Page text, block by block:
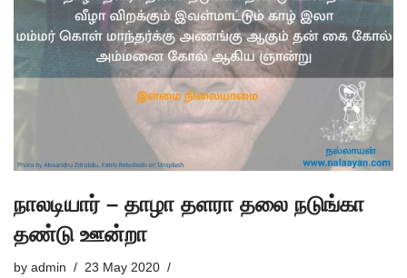
நாலடியார் – தாழா தளரா தலை நடுங்கா
தண்டு ஊன்றா
by admin
23 May 2020